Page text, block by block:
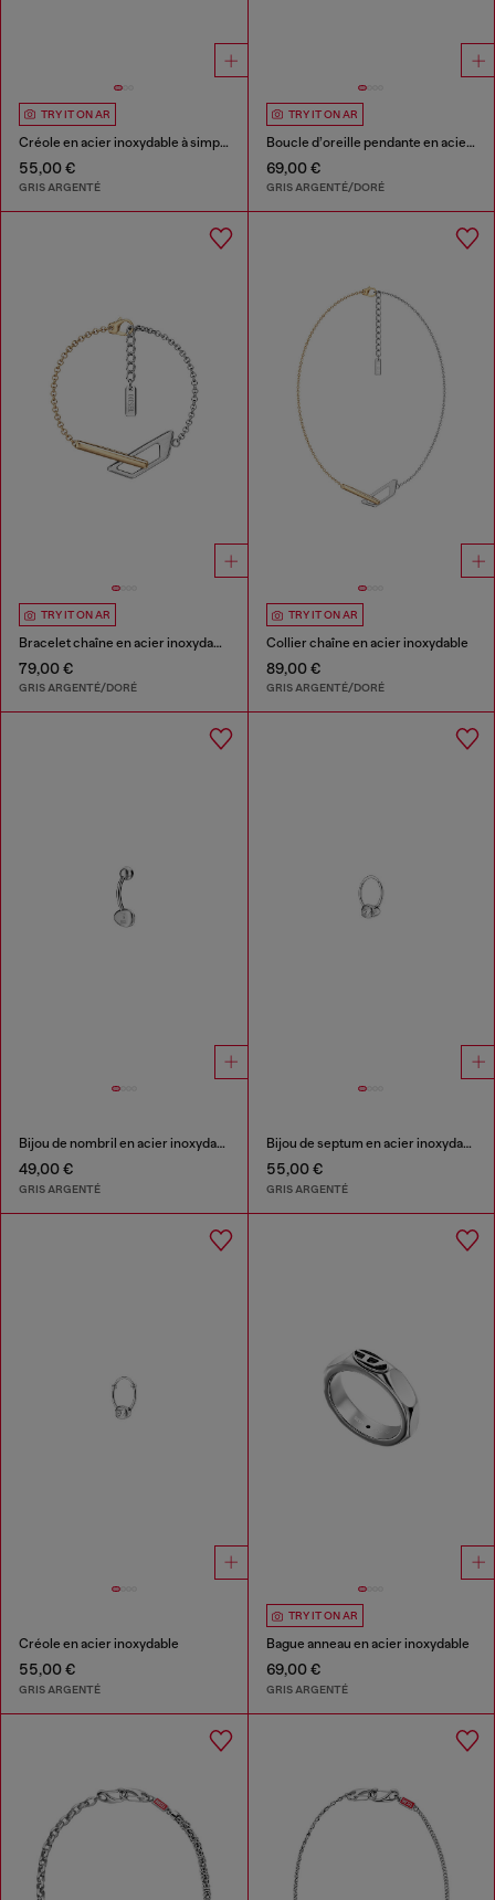
TRY IT ON AR
Créole en acier inoxydable à simple anneau
55,00 €
GRIS ARGENTÉ
TRY IT ON AR
Boucle d’oreille pendante en acier inoxydable
69,00 €
GRIS ARGENTÉ/DORÉ
TRY IT ON AR
Bracelet chaîne en acier inoxydable
79,00 €
GRIS ARGENTÉ/DORÉ
TRY IT ON AR
Collier chaîne en acier inoxydable
89,00 €
GRIS ARGENTÉ/DORÉ
Bijou de nombril en acier inoxydable
49,00 €
GRIS ARGENTÉ
Bijou de septum en acier inoxydable
55,00 €
GRIS ARGENTÉ
Créole en acier inoxydable
55,00 €
GRIS ARGENTÉ
TRY IT ON AR
Bague anneau en acier inoxydable
69,00 €
GRIS ARGENTÉ